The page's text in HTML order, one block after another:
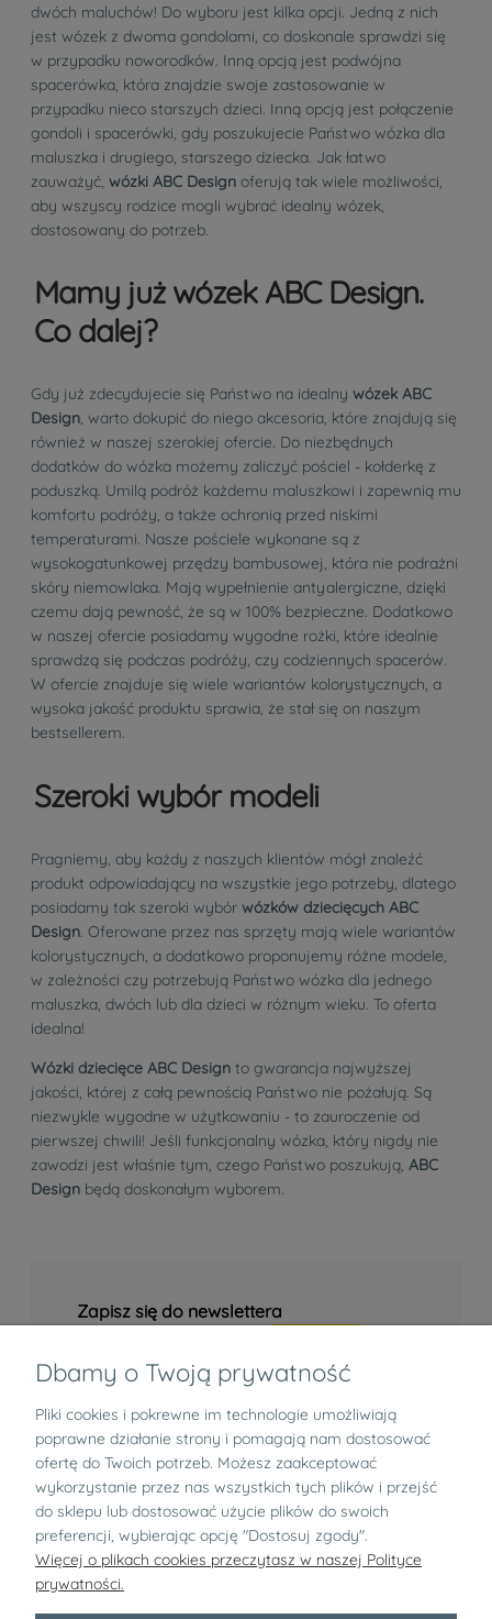
dwóch maluchów! Do wyboru jest kilka opcji. Jedną z nich
jest wózek z dwoma gondolami, co doskonale sprawdzi się
w przypadku noworodków. Inną opcją jest podwójna
spacerówka, która znajdzie swoje zastosowanie w
przypadku nieco starszych dzieci. Inną opcją jest połączenie
gondoli i spacerówki, gdy poszukujecie Państwo wózka dla
maluszka i drugiego, starszego dziecka. Jak łatwo
zauważyć, wózki ABC Design oferują tak wiele możliwości,
aby wszyscy rodzice mogli wybrać idealny wózek,
dostosowany do potrzeb.
Mamy już wózek ABC Design.
Co dalej?
Gdy już zdecydujecie się Państwo na idealny wózek ABC
Design, warto dokupić do niego akcesoria, które znajdują się
również w naszej szerokiej ofercie. Do niezbędnych
dodatków do wózka możemy zaliczyć pościel - kołderkę z
poduszką. Umilą podróż każdemu maluszkowi i zapewnią mu
komfortu podróży, a także ochronią przed niskimi
temperaturami. Nasze pościele wykonane są z
wysokogatunkowej przędzy bambusowej, która nie podrażni
skóry niemowlaka. Mają wypełnienie antyalergiczne, dzięki
czemu dają pewność, że są w 100% bezpieczne. Dodatkowo
w naszej ofercie posiadamy wygodne rożki, które idealnie
sprawdzą się podczas podróży, czy codziennych spacerów.
W ofercie znajduje się wiele wariantów kolorystycznych, a
wysoka jakość produktu sprawia, że stał się on naszym
bestsellerem.
Szeroki wybór modeli
Pragniemy, aby każdy z naszych klientów mógł znaleźć
produkt odpowiadający na wszystkie jego potrzeby, dlatego
posiadamy tak szeroki wybór wózków dziecięcych ABC
Design. Oferowane przez nas sprzęty mają wiele wariantów
kolorystycznych, a dodatkowo proponujemy różne modele,
w zależności czy potrzebują Państwo wózka dla jednego
maluszka, dwóch lub dla dzieci w różnym wieku. To oferta
idealna!
Wózki dziecięce ABC Design to gwarancja najwyższej
jakości, której z całą pewnością Państwo nie pożałują. Są
niezwykle wygodne w użytkowaniu - to zauroczenie od
pierwszej chwili! Jeśli funkcjonalny wózka, który nigdy nie
zawodzi jest właśnie tym, czego Państwo poszukują, ABC
Design będą doskonałym wyborem.
Zapisz się do newslettera
Informacje
Zwroty i reklamacje
O nas
Dbamy o Twoją prywatność
Pliki cookies i pokrewne im technologie umożliwiają
poprawne działanie strony i pomagają nam dostosować
ofertę do Twoich potrzeb. Możesz zaakceptować
wykorzystanie przez nas wszystkich tych plików i przejść
do sklepu lub dostosować użycie plików do swoich
preferencji, wybierając opcję "Dostosuj zgody".
Więcej o plikach cookies przeczytasz w naszej Polityce
prywatności.